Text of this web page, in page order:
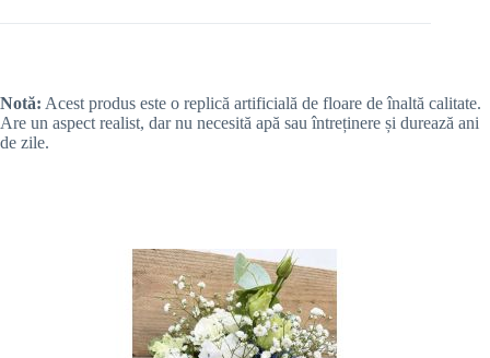
Notă: Acest produs este o replică artificială de floare de înaltă calitate.
Are un aspect realist, dar nu necesită apă sau întreținere și durează ani
de zile.